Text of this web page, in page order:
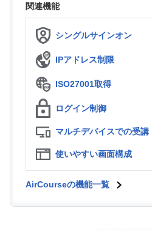
関連機能
シングルサインオン
IPアドレス制限
ISO27001取得
ログイン制御
マルチデバイスでの受講
使いやすい画面構成
AirCourseの機能一覧